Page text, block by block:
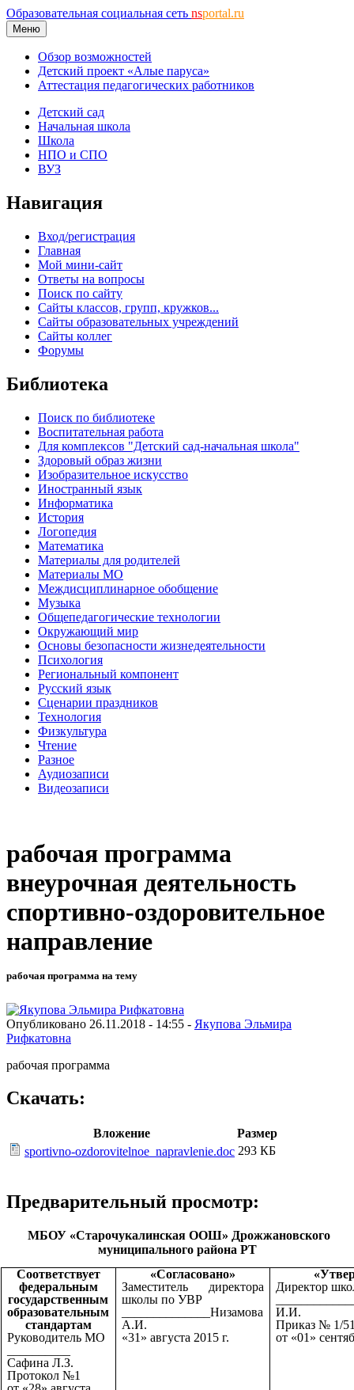
Образовательная социальная сеть nsportal.ru
Меню
Обзор возможностей
Детский проект «Алые паруса»
Аттестация педагогических работников
Детский сад
Начальная школа
Школа
НПО и СПО
ВУЗ
Навигация
Вход/регистрация
Главная
Мой мини-сайт
Ответы на вопросы
Поиск по сайту
Сайты классов, групп, кружков...
Сайты образовательных учреждений
Сайты коллег
Форумы
Библиотека
Поиск по библиотеке
Воспитательная работа
Для комплексов "Детский сад-начальная школа"
Здоровый образ жизни
Изобразительное искусство
Иностранный язык
Информатика
История
Логопедия
Математика
Материалы для родителей
Материалы МО
Междисциплинарное обобщение
Музыка
Общепедагогические технологии
Окружающий мир
Основы безопасности жизнедеятельности
Психология
Региональный компонент
Русский язык
Сценарии праздников
Технология
Физкультура
Чтение
Разное
Аудиозаписи
Видеозаписи
рабочая программа
внеурочная деятельность
спортивно-оздоровительное
направление
рабочая программа на тему
Опубликовано 26.11.2018 - 14:55 - Якупова Эльмира
Рифкатовна
рабочая программа
Скачать:
Вложение
Размер
sportivno-ozdorovitelnoe_napravlenie.doc 293 КБ
Предварительный просмотр:
МБОУ «Старочукалинская ООШ» Дрожжановского
муниципального района РТ
Соответствует
федеральным
государственным
образовательным
стандартам
Руководитель МО
Сафина Л.З.
Протокол №1
«Согласовано»
Заместитель директора
школы по УВР
______________Низамова
А.И.
«31» августа 2015 г.
Директор
И.И.
Приказ № 1/
от «01»